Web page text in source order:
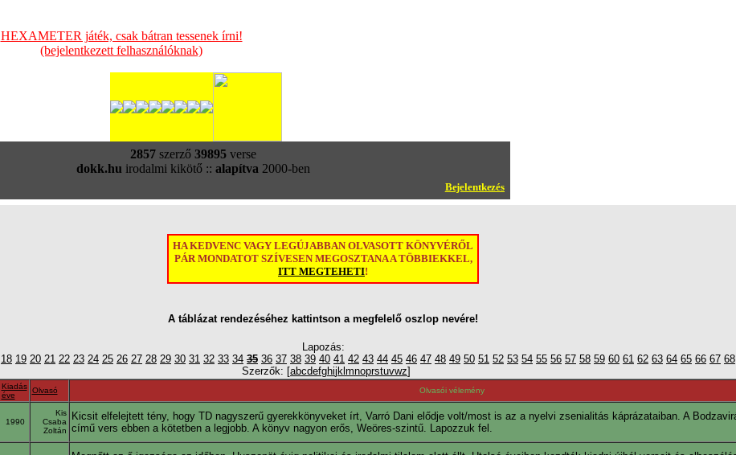
HEXAMETER játék, csak bátran tessenek írni!
(bejelentkezett felhasználóknak)
2857szerző 39895verse
dokk.hu irodalmi kikötő :: alapítva 2000-ben
Bejelentkezés
HA KEDVENC VAGY LEGÚJABBAN OLVASOTT KÖNYVÉRŐL
PÁR MONDATOT SZÍVESEN MEGOSZTANA A TÖBBIEKKEL,
ITT MEGTEHETI!
A táblázat rendezéséhez kattintson a megfelelő oszlop nevére!
Lapozás:
18 19 20 21 22 23 24 25 26 27 28 29 30 31 32 33 34 35 36 37 38 39 40 41 42 43 44 45 46 47 48 49 50 51 52 53 54 55 56 57 58 59 60 61 62 63 64 65 66 67 68
Szerzők: [abcdefghij k mnoprstuvwz]
Kiadás
éve
Olvasó Olvasói vélemény
1990
Kis
Csaba
Zoltán
Kicsit elfelejtett tény, hogy TD nagyszerű gyerekkönyveket írt, Varró Dani elődje volt/most is az a nyelvi zsenialitás káprázataiban. A
című vers ebben a kötetben a legjobb. A könyv nagyon erős, Weöres-szintű. Lapozzuk fel.